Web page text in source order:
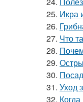
25. Икра
26.
27. Что
28.
29.
30.
31. Уход
32.